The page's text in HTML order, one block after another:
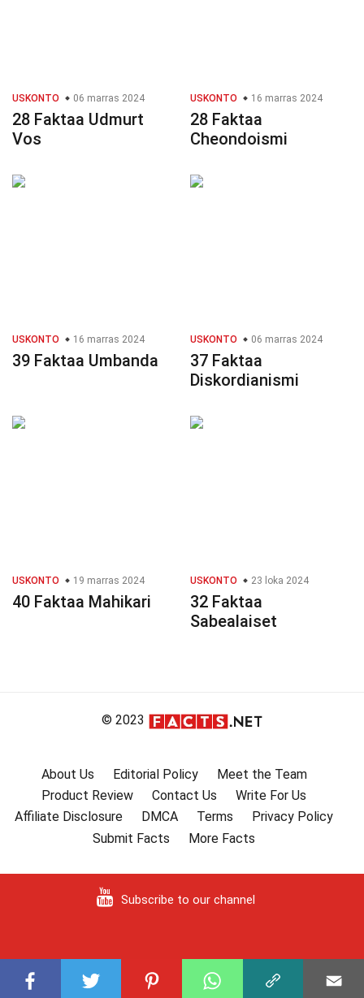
USKONTO 06 marras 2024
28 Faktaa Udmurt
Vos
USKONTO 16 marras 2024
28 Faktaa
Cheondoismi
USKONTO 16 marras 2024
39 Faktaa Umbanda
USKONTO 06 marras 2024
37 Faktaa
Diskordianismi
USKONTO 19 marras 2024
40 Faktaa Mahikari
USKONTO 23 loka 2024
32 Faktaa
Sabealaiset
© 2023
About Us Editorial Policy
Meet the Team
Product Review
Contact Us
Write For Us
Affiliate Disclosure
DMCA Terms
Privacy Policy
Submit Facts
More Facts
Subscribe to our channel